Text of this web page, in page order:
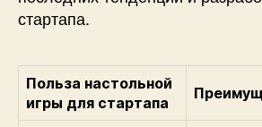
стартапа.
Польза настольной
игры для стартапа